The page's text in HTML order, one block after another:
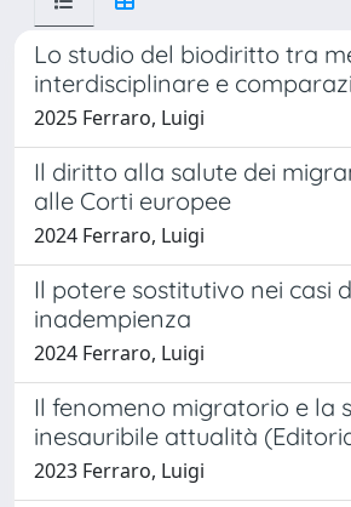
Lo studio del biodiritto tra
interdisciplinare e
2025 Ferraro, Luigi
Il diritto alla salute dei
alle Corti europee
2024 Ferraro, Luigi
Il potere sostitutivo nei casi
inadempienza
2024 Ferraro, Luigi
Il fenomeno migratorio e la
inesauribile attualità
2023 Ferraro, Luigi